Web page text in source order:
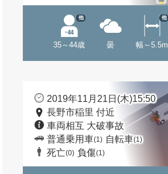
35～44歳
他
曇 幅～5.5m
他
2019年11月21日(木)15:50
長野市稲里 付近
車両相互 大破事故
普通乗用車(1) 自転車(1)
死亡(0) 負傷(1)